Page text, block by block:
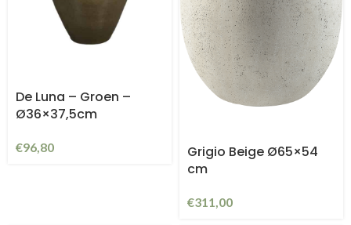
De Luna – Groen –
Ø36×37,5cm
€96,80
Grigio Beige Ø65×54
cm
€311,00